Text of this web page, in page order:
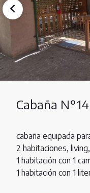
Cabaña N°14
cabaña equipada
2 habitaciones,
1 habitación con 1
1 habitación con 1